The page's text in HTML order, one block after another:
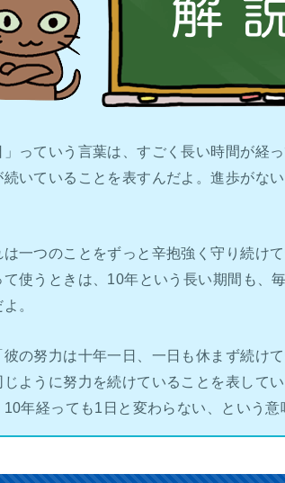
」っていう言葉は、すごく長い時間が経
続いていることを表すんだよ。進歩がな
は一つのことをずっと辛抱強く守り続け
使うときは、10年という長い期間も、
。
の努力は十年一日、一日も休まず続け
じように努力を続けていることを表して
年経っても1日と変わらない、という意